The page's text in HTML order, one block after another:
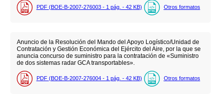
PDF (BOE-B-2007-276003 - 1 pág. - 42 KB) Otros formatos
Anuncio de la Resolución del Mando del Apoyo Logístico/Unidad de
Contratación y Gestión Económica del Ejército del Aire, por la que se
anuncia concurso de suministro para la contratación de «Suministro
de dos sistemas radar GCA transportables».
PDF (BOE-B-2007-276004 - 1 pág. - 42 KB) Otros formatos